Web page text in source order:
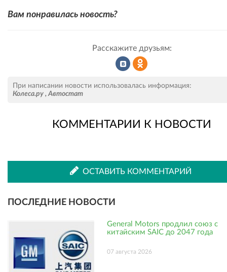
Вам понравилась новость?
Расскажите друзьям:
во
ВКонтакте
Одноклассниках
При написании новости использовалась информация:
Колеса.ру ,Автостат
КОММЕНТАРИИ К НОВОСТИ
ОСТАВИТЬ КОММЕНТАРИЙ
ПОСЛЕДНИЕ НОВОСТИ
General Motors продлил союз с
китайским SAIC до 2047 года
07 августа 2026